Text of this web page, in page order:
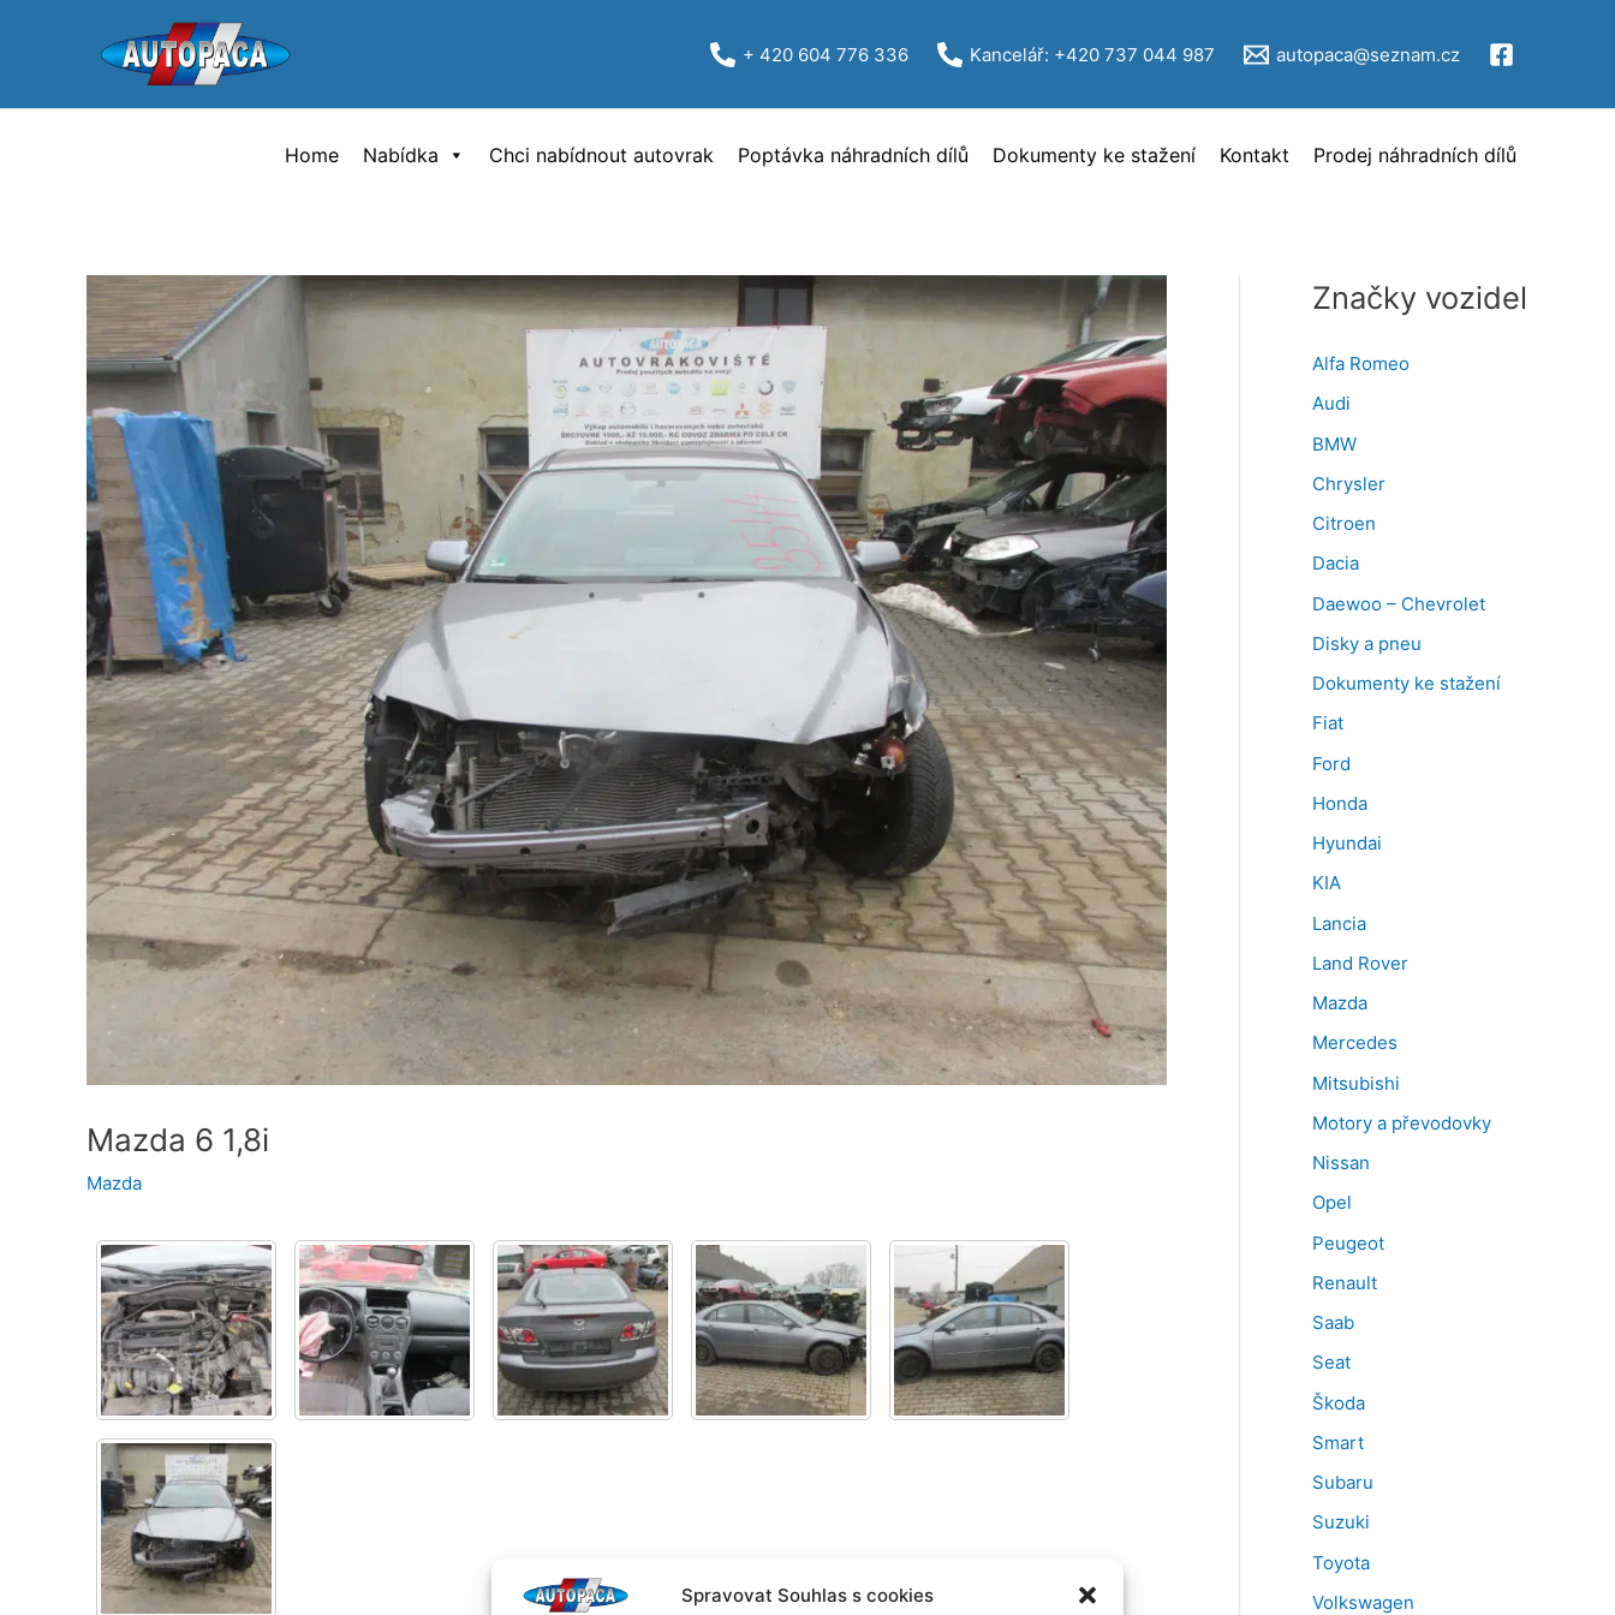
Spravovat Souhlas s cookies
+ 420 604 776 336 Kancelář: +420 737 044 987 autopaca@seznam.cz
Home Nabídka Chci nabídnout autovrak Poptávka náhradních dílů Dokumenty ke stažení Kontakt Prodej náhradních dílů
Mazda 6 1,8i
Mazda
Značky vozidel
Alfa Romeo
Audi
BMW
Chrysler
Citroen
Dacia
Daewoo – Chevrolet
Disky a pneu
Dokumenty ke stažení
Fiat
Ford
Honda
Hyundai
KIA
Lancia
Land Rover
Mazda
Mercedes
Mitsubishi
Motory a převodovky
Nissan
Opel
Peugeot
Renault
Saab
Seat
Škoda
Smart
Subaru
Suzuki
Toyota
Volkswagen
ý
r
e
c
e